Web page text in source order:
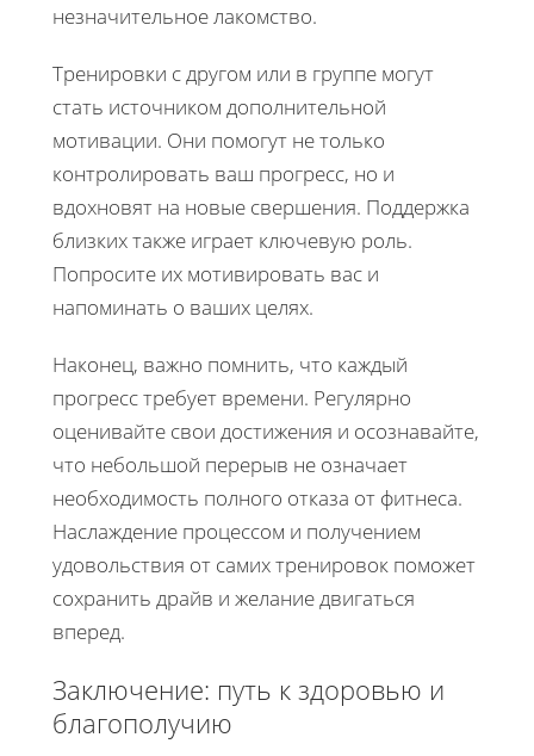
незначительное лакомство.
Тренировки с другом или в группе могут
стать источником дополнительной
мотивации. Они помогут не только
контролировать ваш прогресс, но и
вдохновят на новые свершения. Поддержка
близких также играет ключевую роль.
Попросите их мотивировать вас и
напоминать о ваших целях.
Наконец, важно помнить, что каждый
прогресс требует времени. Регулярно
оценивайте свои достижения и осознавайте,
что небольшой перерыв не означает
необходимость полного отказа от фитнеса.
Наслаждение процессом и получением
удовольствия от самих тренировок поможет
сохранить драйв и желание двигаться
вперед.
Заключение: путь к здоровью и
благополучию